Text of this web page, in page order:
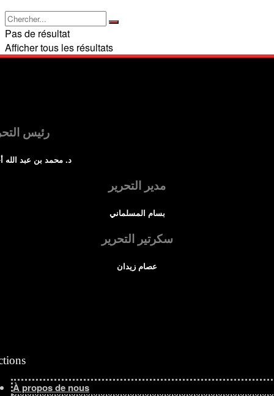
Pas de résultat
Afficher tous les résultats
رئيس
د. محمد بن عبد الله
مدير التحرير
بسام المسلماني
سكرتير التحرير
عصام زيدان
À propos de nous